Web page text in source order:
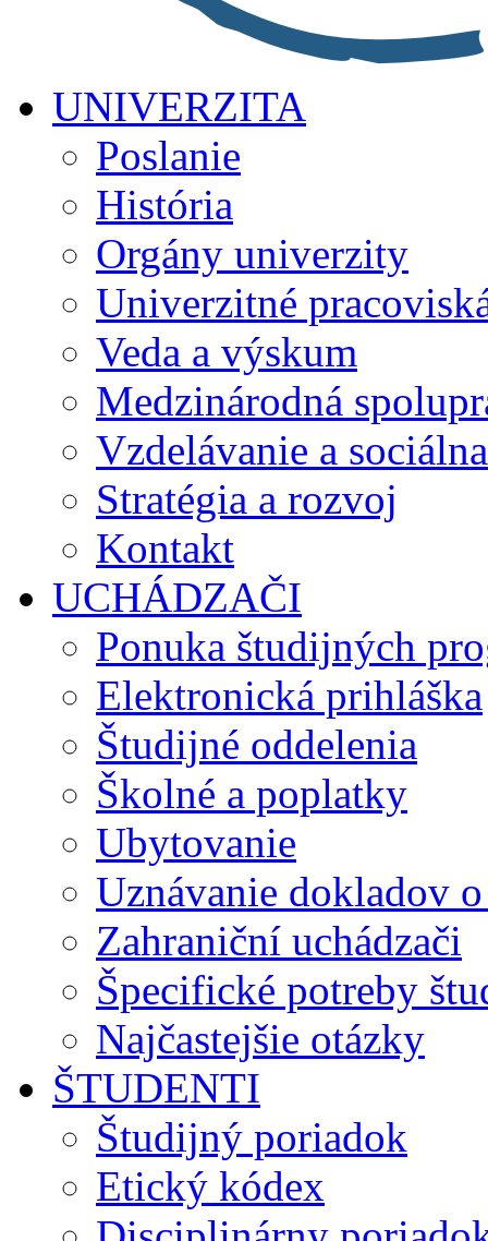
UNIVERZITA
Poslanie
História
Orgány univerzity
Univerzitné
Veda a výskum
Medzinárodná
Vzdelávanie a
Stratégia a rozvoj
Kontakt
UCHÁDZAČI
Ponuka študijných
Elektronická prihláška
Študijné oddelenia
Školné a poplatky
Ubytovanie
Uznávanie dokladov
Zahraniční uchádzači
Špecifické potreby
Najčastejšie otázky
ŠTUDENTI
Študijný poriadok
Etický kódex